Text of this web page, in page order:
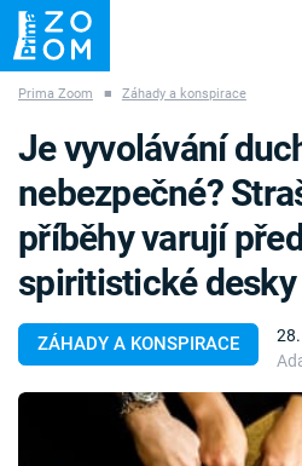
ZÁHADY VETŘELCI DÁVNOVĚKU
Témata
Témata
Prima Zoom ■ Záhady a konspirace
ZÁHADY A KONSPIRACE
Je vyvolávání
nebezpečné?
příběhy varují
spiritistické desky